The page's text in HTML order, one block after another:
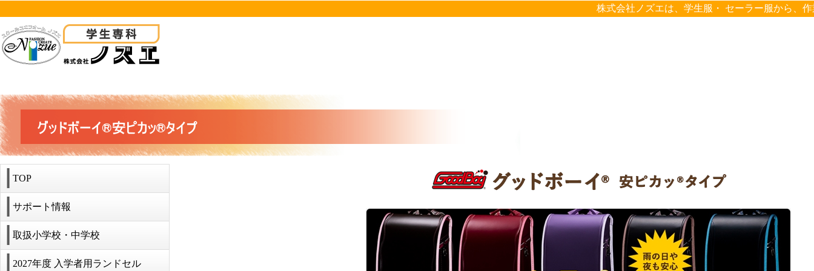
株式会社ノズエは、学生服・ セーラー服から、
TOP
サポート情報
取扱小学校・中学校
2027年度 入学者用ランドセル